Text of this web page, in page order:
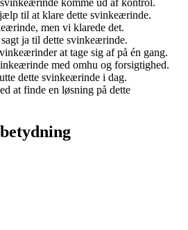
til at klare dette svinkeærinde.
men vi klarede det.
ja til dette svinkeærinde.
at tage sig af på én gang.
med omhu og forsigtighed.
dette svinkeærinde i dag.
at finde en løsning på dette